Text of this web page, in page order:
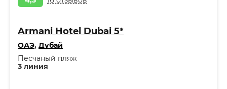
Armani Hotel Dubai 5*
ОАЭ, Дубай
3 линия
Песчаный пляж